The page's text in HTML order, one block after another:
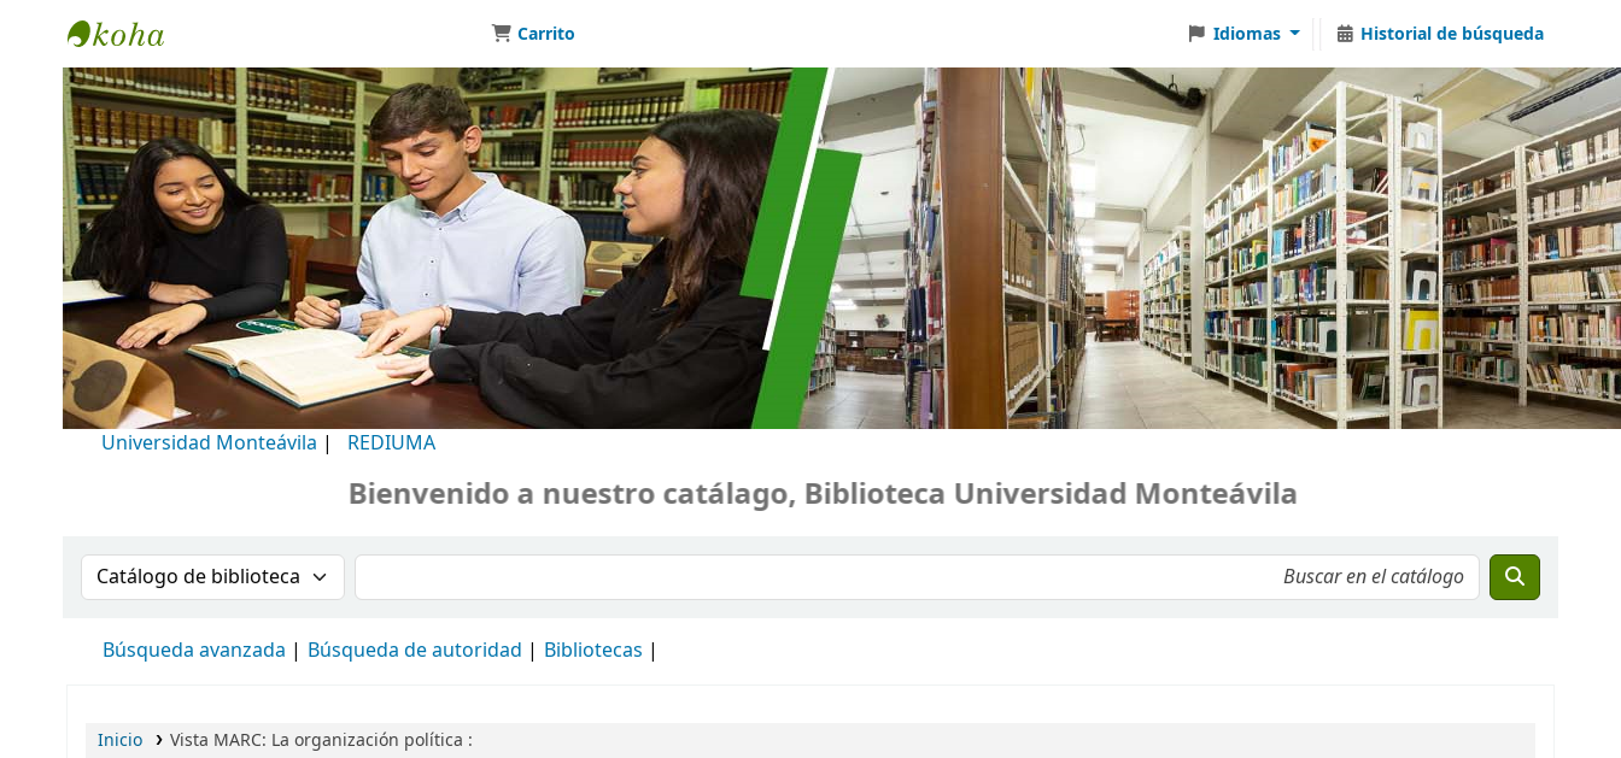
Biblioteca Universidad Monteávila
Carrito Idiomas Historial de búsqueda
Universidad Monteávila | REDIUMA
Bienvenido a nuestro catálago, Biblioteca Universidad Monteávila
Buscar en el catálogo por:Buscar en el catálogo
Búsqueda avanzada Búsqueda de autoridad Bibliotecas
Inicio Vista MARC: La organización política :